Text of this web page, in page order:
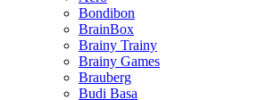
Bondibon
BrainBox
Brainy Trainy
Brainy Games
Brauberg
Budi Basa